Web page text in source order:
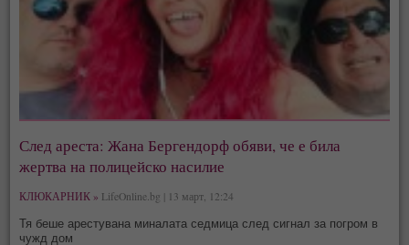
След ареста: Жана Бергендорф обяви, че е била
жертва на полицейско насилие
КЛЮКАРНИК » LifeOnline.bg | 13 март, 12:24
Тя беше арестувана миналата седмица след сигнал за погром в
чужд дом